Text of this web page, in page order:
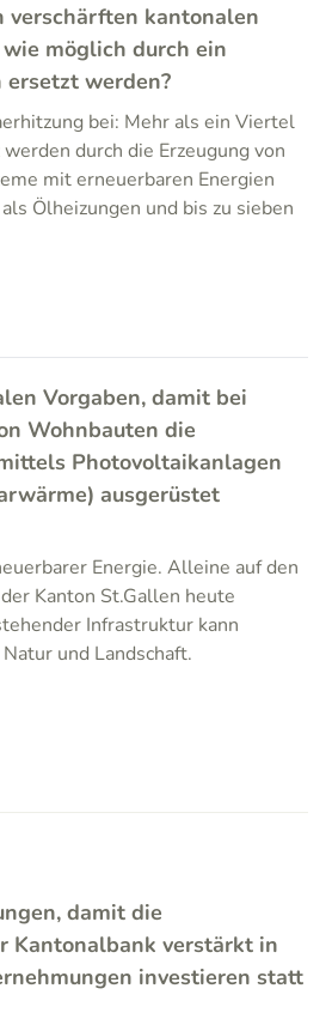
verschärften kantonalen
möglich durch ein
ersetzt werden?
bei: Mehr als ein Viertel
durch die Erzeugung von
mit erneuerbaren Energien
Ölheizungen und bis zu sieben
Vorgaben, damit bei
Wohnbauten die
Photovoltaikanlagen
ausgerüstet
Energie. Alleine auf den
Kanton St.Gallen heute
Infrastruktur kann
und Landschaft.
damit die
Kantonalbank verstärkt in
investieren statt